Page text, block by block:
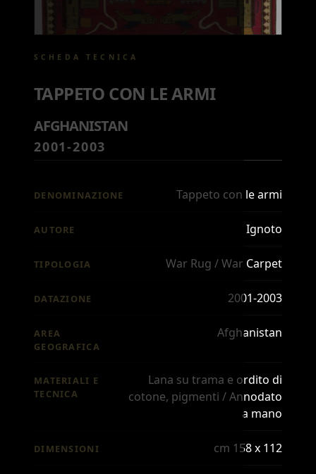
SCHEDA TECNICA
TAPPETO CON LE ARMI
AFGHANISTAN
2001-2003
DENOMINAZIONE Tappeto con le armi
AUTORE Ignoto
TIPOLOGIA War Rug / War Carpet
DATAZIONE 2001-2003
AREA
GEOGRAFICA
Afghanistan
MATERIALI E
TECNICA
Lana su trama e ordito di
cotone, pigmenti / Annodato
a mano
DIMENSIONI cm 158 x 112